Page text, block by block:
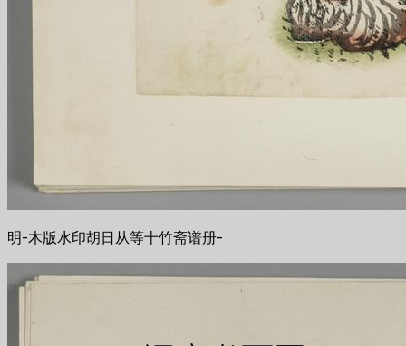
明-木版水印胡日从等十竹斋谱册-